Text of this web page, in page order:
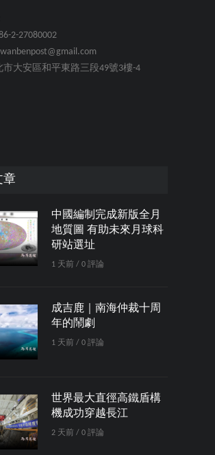
2-27080002
市大安區和平東路三段49號3樓-4
章
中國編制完成新版全月
地質圖 有助未來月球科
研站選址
1 天前 / 0 評論
成吉鹿｜南海仲裁十周
年的鬧劇
1 天前 / 0 評論
世界最大直徑高鐵盾構
機成功穿越長江
2 天前 / 0 評論